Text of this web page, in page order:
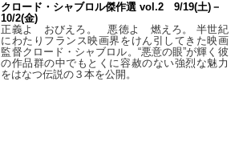
クロード・シャブロル傑作選 vol.2 9/19(土)－
10/2(金)
正義よ おびえろ。 悪徳よ 燃えろ。 半世紀
にわたりフランス映画界をけん引してきた映画
監督クロード・シャブロル。“悪意の眼”が輝く彼
の作品群の中でもとくに容赦のない強烈な魅力
をはなつ伝説の３本を公開。